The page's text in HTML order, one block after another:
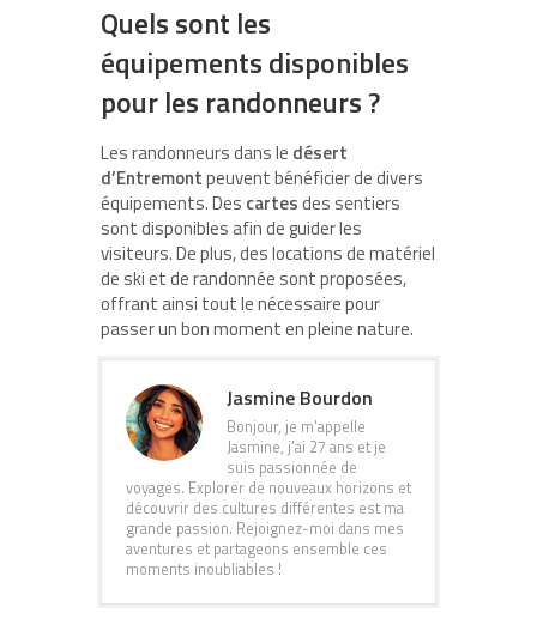
Quels sont les
équipements disponibles
pour les randonneurs ?
Les randonneurs dans le désert
d’Entremontpeuvent bénéficier de divers
équipements. Des cartesdes sentiers
sont disponibles afin de guider les
visiteurs. De plus, des locations de matériel
de ski et de randonnée sont proposées,
offrant ainsi tout le nécessaire pour
passer un bon moment en pleine nature.
Jasmine Bourdon
Bonjour, je m'appelle
Jasmine, j'ai 27 ans et je
suis passionnée de
voyages. Explorer de nouveaux horizons et
découvrir des cultures différentes est ma
grande passion. Rejoignez-moi dans mes
aventures et partageons ensemble ces
moments inoubliables !